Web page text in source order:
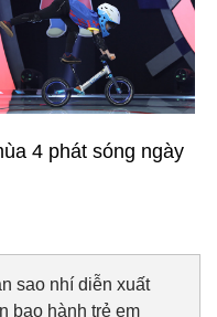
4 phát sóng ngày
sao nhí diễn xuất
bạo hành trẻ em